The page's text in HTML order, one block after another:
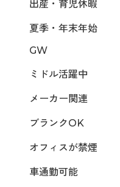
出産・育児休暇
夏季・年末年始
GW
ミドル活躍中
メーカー関連
ブランクOK
オフィスが禁煙
車通勤可能